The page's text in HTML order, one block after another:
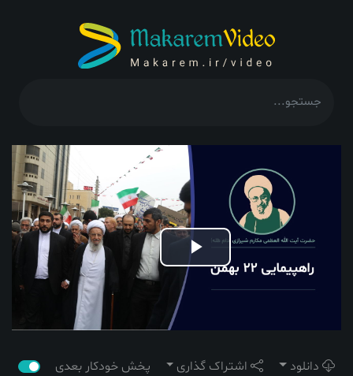
Play
Video
دانلود اشتراک گذاری پخش خودکار بعدی